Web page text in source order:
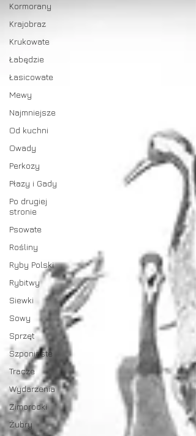
Kormorany
Krajobraz
Krukowate
Łabędzie
Łasicowate
Mewy
Najmniejsze
Od kuchni
Owady
Perkozy
Płazy i Gady
Po drugiej
stronie
Psowate
Rośliny
Ryby Polski
Rybitwy
Siewki
Sowy
Sprzęt
Szponiaste
Tracze
Wydarzenia
Zimorodki
Żubry